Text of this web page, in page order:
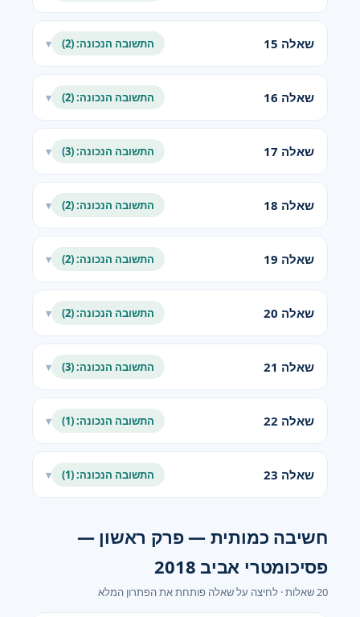
שאלה 15 התשובה הנכונה: (2) ▾
שאלה 16 התשובה הנכונה: (2) ▾
שאלה 17 התשובה הנכונה: (3) ▾
שאלה 18 התשובה הנכונה: (2) ▾
שאלה 19 התשובה הנכונה: (2) ▾
שאלה 20 התשובה הנכונה: (2) ▾
שאלה 21 התשובה הנכונה: (3) ▾
שאלה 22 התשובה הנכונה: (1) ▾
שאלה 23 התשובה הנכונה: (1) ▾
חשיבה כמותית — פרק ראשון —
פסיכומטרי אביב 2018
20 שאלות · לחיצה על שאלה פותחת את הפתרון המלא